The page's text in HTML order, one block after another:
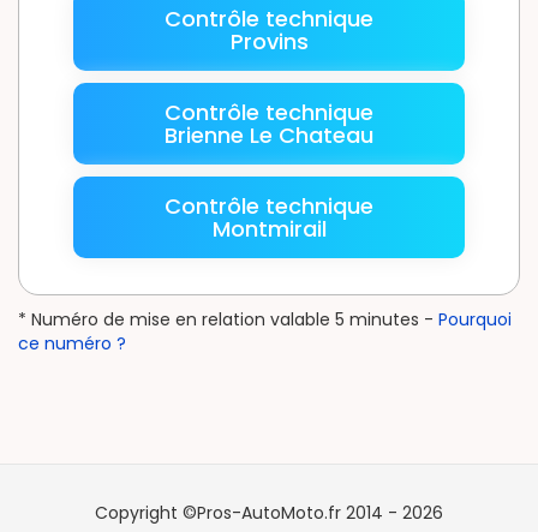
Contrôle technique
Provins
Contrôle technique
Brienne Le Chateau
Contrôle technique
Montmirail
* Numéro de mise en relation valable 5 minutes - Pourquoi
ce numéro ?
Copyright ©Pros-AutoMoto.fr 2014 - 2026